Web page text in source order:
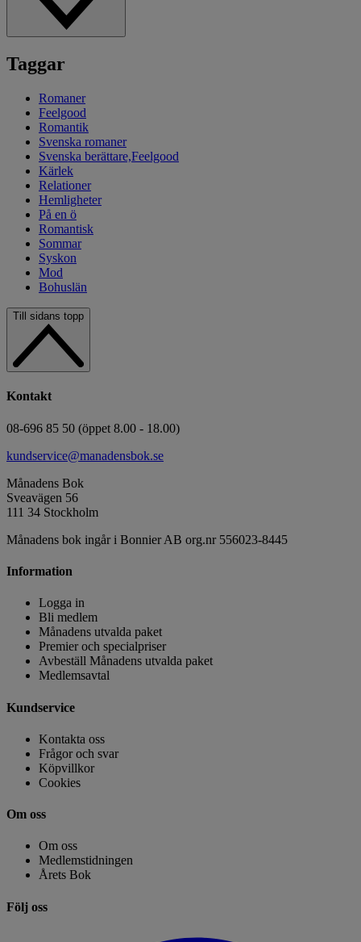
Taggar
Romaner
Feelgood
Romantik
Svenska romaner
Svenska berättare,Feelgood
Kärlek
Relationer
Hemligheter
På en ö
Romantisk
Sommar
Syskon
Mod
Bohuslän
Till sidans topp
Kontakt
08-696 85 50 (öppet 8.00 - 18.00)
kundservice@manadensbok.se
Månadens Bok
Sveavägen 56
111 34 Stockholm
Månadens bok ingår i Bonnier AB org.nr 556023-8445
Information
Logga in
Bli medlem
Månadens utvalda paket
Premier och specialpriser
Avbeställ Månadens utvalda paket
Medlemsavtal
Kundservice
Kontakta oss
Frågor och svar
Köpvillkor
Cookies
Om oss
Om oss
Medlemstidningen
Årets Bok
Följ oss